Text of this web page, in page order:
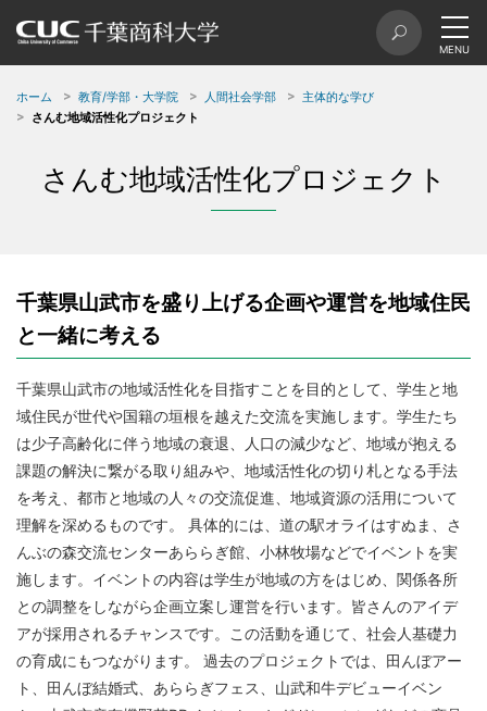
ホーム 教育/学部・大学院 人間社会学部
主体的な学び
さんむ地域活性化プロジェクト
さんむ地域活性化プロジェクト
千葉県山武市を盛り上げる企画や運営を地域住民
と一緒に考える
千葉県山武市の地域活性化を目指すことを目的として、学生と地
域住民が世代や国籍の垣根を越えた交流を実施します。学生たち
は少子高齢化に伴う地域の衰退、人口の減少など、地域が抱える
課題の解決に繋がる取り組みや、地域活性化の切り札となる手法
を考え、都市と地域の人々の交流促進、地域資源の活用について
理解を深めるものです。 具体的には、道の駅オライはすぬま、さ
んぶの森交流センターあららぎ館、小林牧場などでイベントを実
施します。イベントの内容は学生が地域の方をはじめ、関係各所
との調整をしながら企画立案し運営を行います。皆さんのアイデ
アが採用されるチャンスです。この活動を通じて、社会人基礎力
の育成にもつながります。 過去のプロジェクトでは、田んぼアー
ト、田んぼ結婚式、あららぎフェス、山武和牛デビューイベン